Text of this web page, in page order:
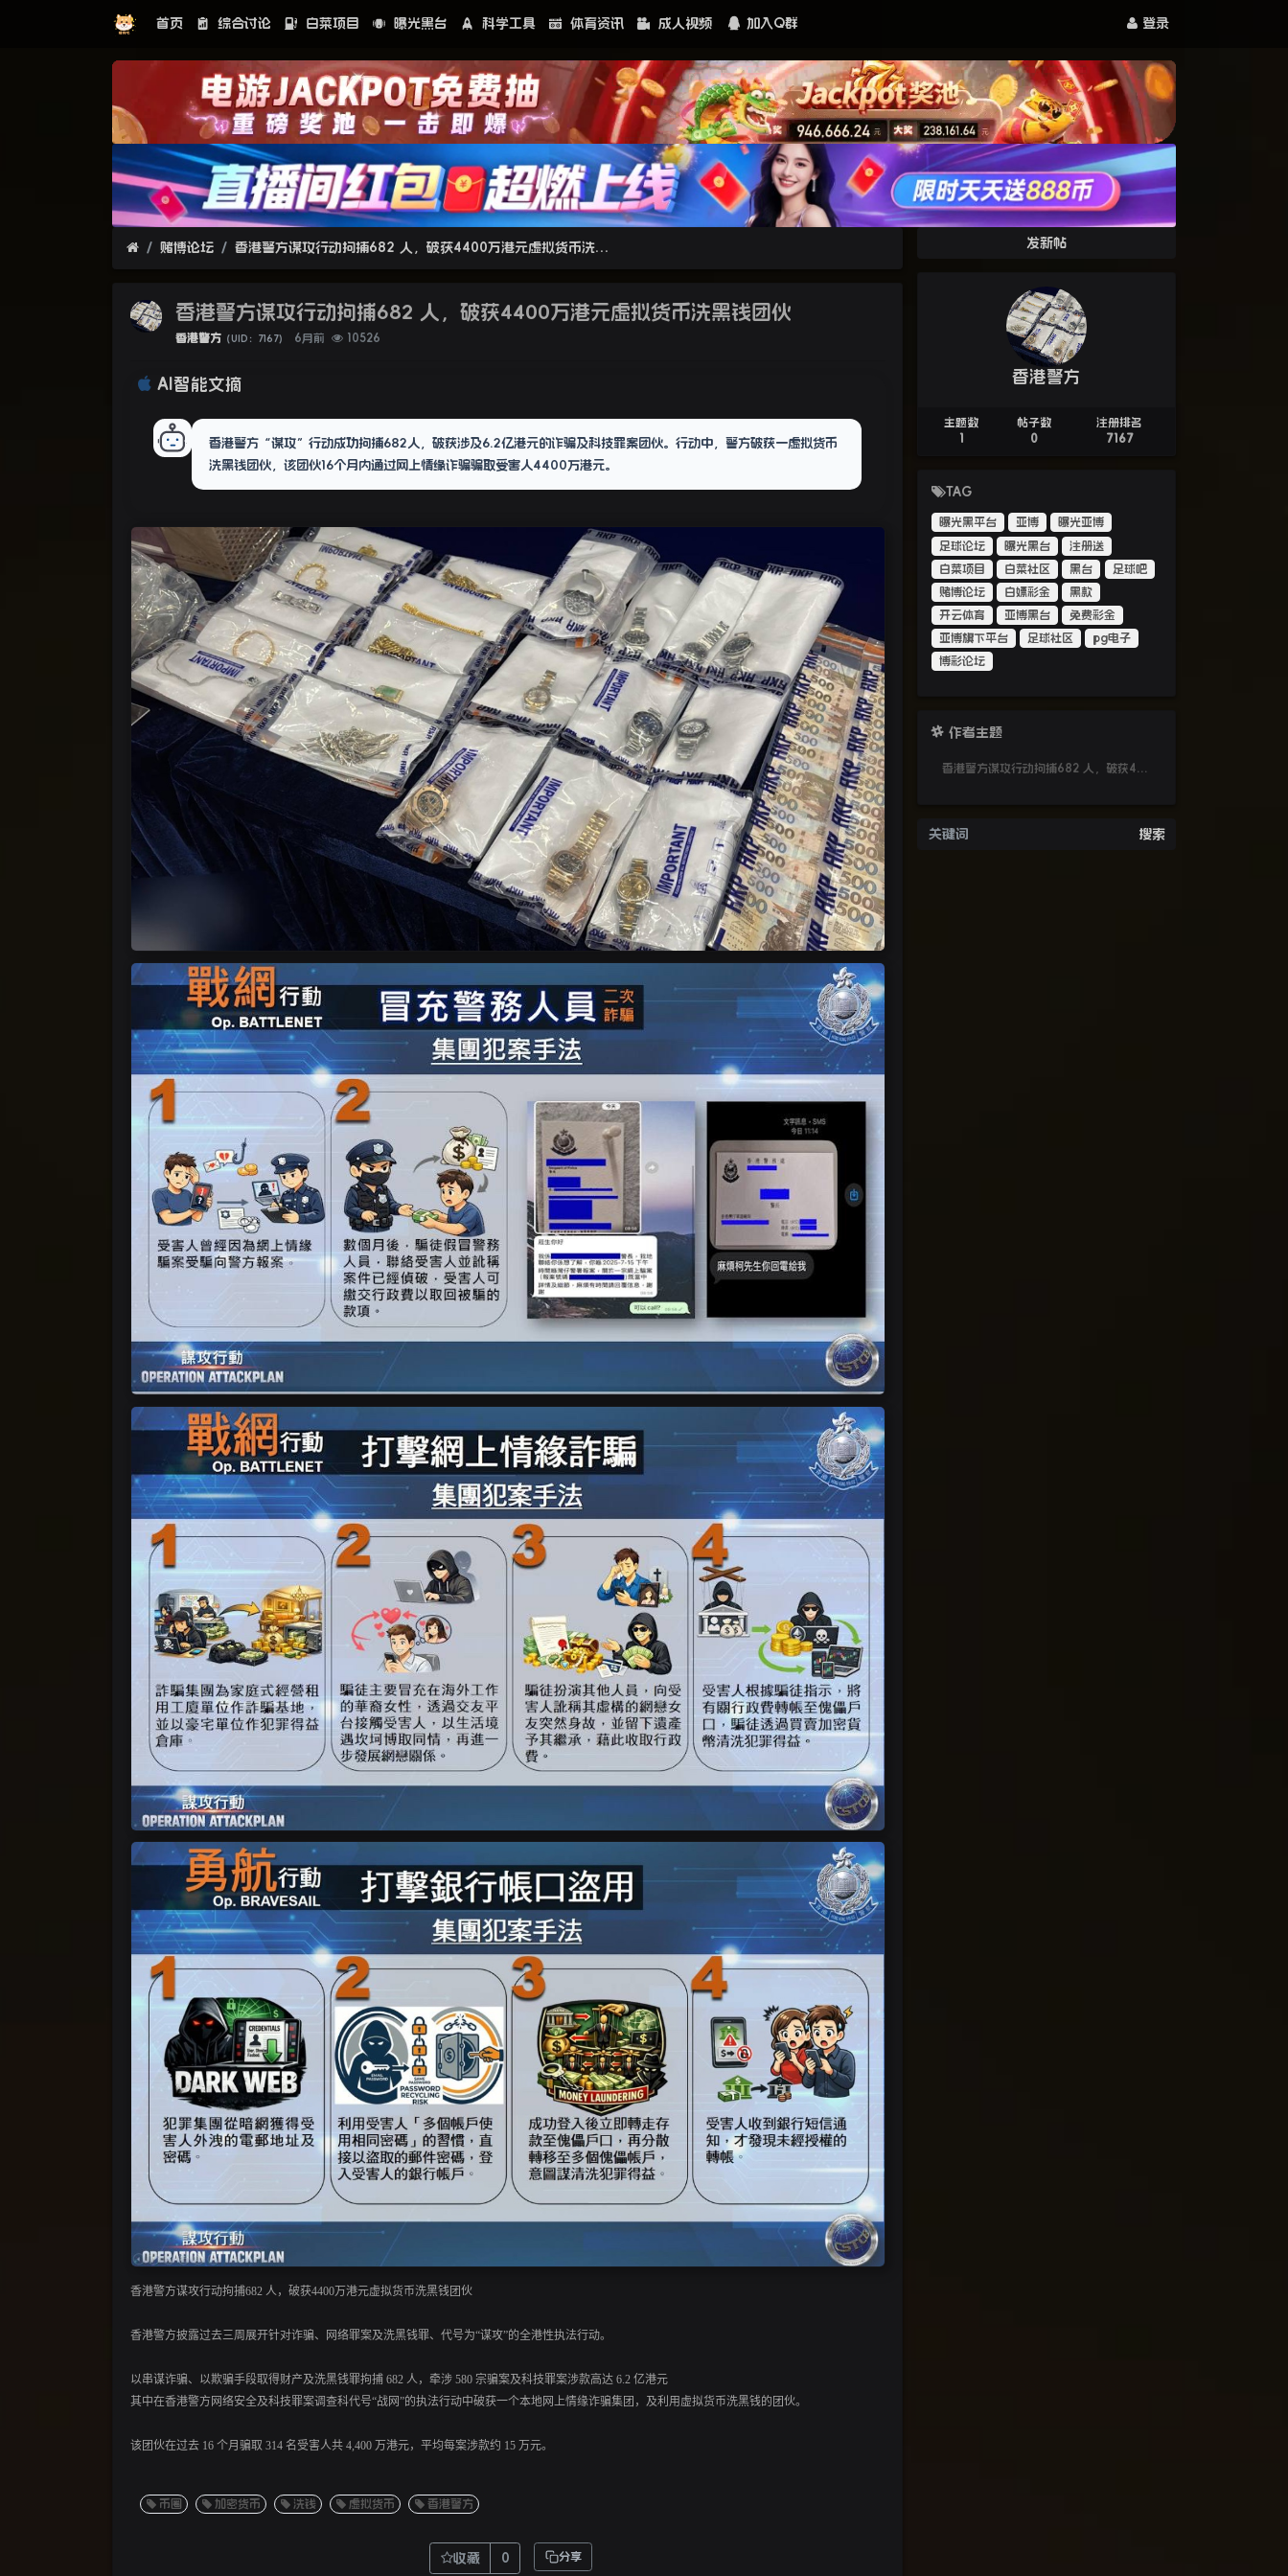
首页 综合讨论 白菜项目 曝光黑台 科学工具 体育资讯 成人视频 加入Q群 登录
赌博论坛 香港警方谋攻行动拘捕682 人，破获4400万港元虚拟货币洗黑钱团伙
香港警方谋攻行动拘捕682 人，破获4400万港元虚拟货币洗黑钱团伙
香港警方 （UID：7167） 6月前 10526
AI智能文摘
香港警方“谋攻”行动成功拘捕682人，破获涉及6.2亿港元的诈骗及科技罪案团伙。行动中，警方破获一虚拟货币
洗黑钱团伙，该团伙16个月内通过网上情缘诈骗骗取受害人4400万港元。
香港警方谋攻行动拘捕682 人，破获4400万港元虚拟货币洗黑钱团伙
香港警方披露过去三周展开针对诈骗、网络罪案及洗黑钱罪、代号为“谋攻”的全港性执法行动。
以串谋诈骗、以欺骗手段取得财产及洗黑钱罪拘捕 682 人，牵涉 580 宗骗案及科技罪案涉款高达 6.2 亿港元
其中在香港警方网络安全及科技罪案调查科代号“战网”的执法行动中破获一个本地网上情缘诈骗集团，及利用虚拟货币洗黑钱的团伙。
该团伙在过去 16 个月骗取 314 名受害人共 4,400 万港元，平均每案涉款约 15 万元。
币圈 加密货币 洗钱 虚拟货币 香港警方
收藏 0 分享
发新帖
香港警方
主题数
帖子数
0
注册排名
7167
TAG
曝光黑平台 亚博 曝光亚博
足球论坛 曝光黑台 注册送
白菜项目 白菜社区 黑台 足球吧
赌博论坛 白嫖彩金 黑款
开云体育 亚博黑台 免费彩金
亚博旗下平台 足球社区 pg电子
博彩论坛
作者主题
搜索